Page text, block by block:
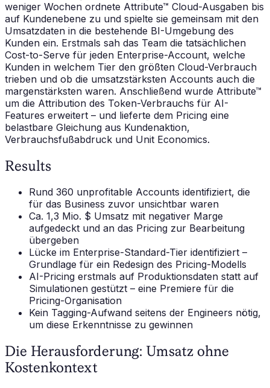
weniger Wochen ordnete Attribute™ Cloud-Ausgaben bis
auf Kundenebene zu und spielte sie gemeinsam mit den
Umsatzdaten in die bestehende BI-Umgebung des
Kunden ein. Erstmals sah das Team die tatsächlichen
Cost-to-Serve für jeden Enterprise-Account, welche
Kunden in welchem Tier den größten Cloud-Verbrauch
trieben und ob die umsatzstärksten Accounts auch die
margenstärksten waren. Anschließend wurde Attribute™
um die Attribution des Token-Verbrauchs für AI-
Features erweitert – und lieferte dem Pricing eine
belastbare Gleichung aus Kundenaktion,
Verbrauchsfußabdruck und Unit Economics.
Results
Rund 360 unprofitable Accounts identifiziert, die
für das Business zuvor unsichtbar waren
Ca. 1,3 Mio. $ Umsatz mit negativer Marge
aufgedeckt und an das Pricing zur Bearbeitung
übergeben
Lücke im Enterprise-Standard-Tier identifiziert –
Grundlage für ein Redesign des Pricing-Modells
AI-Pricing erstmals auf Produktionsdaten statt auf
Simulationen gestützt – eine Premiere für die
Pricing-Organisation
Kein Tagging-Aufwand seitens der Engineers nötig,
um diese Erkenntnisse zu gewinnen
Die Herausforderung: Umsatz ohne
Kostenkontext